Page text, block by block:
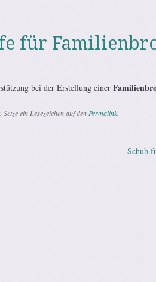
für
bei der Erstellung einer
ein Lesezeichen auf den Permalink.
Schub